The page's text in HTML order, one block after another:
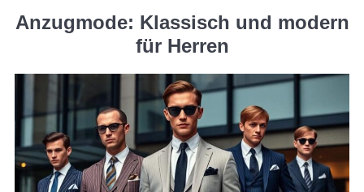
Anzugmode: Klassisch und modern
für Herren